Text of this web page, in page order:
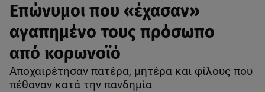
Επώνυμοι που «έχασαν»
αγαπημένο τους πρόσωπο
από κορωνοϊό
Αποχαιρέτησαν πατέρα, μητέρα και φίλους που
πέθαναν κατά την πανδημία